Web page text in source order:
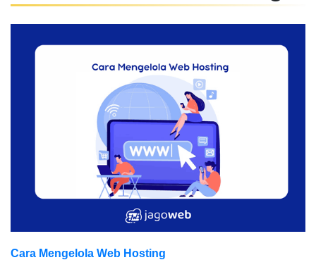
Cara Mengelola Web Hosting